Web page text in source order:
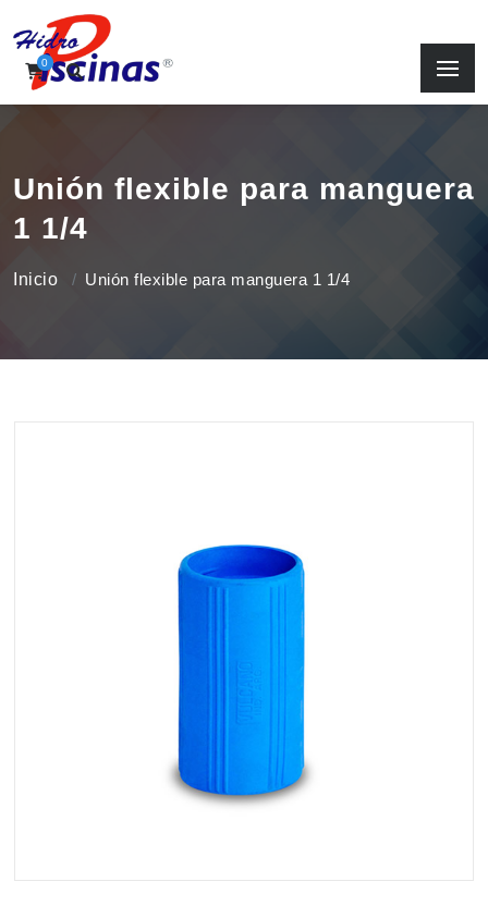
0
Unión flexible para manguera
1 1/4
Inicio Unión flexible para manguera 1 1/4